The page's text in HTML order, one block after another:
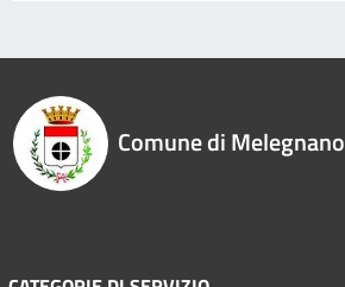
Comune di Melegnano